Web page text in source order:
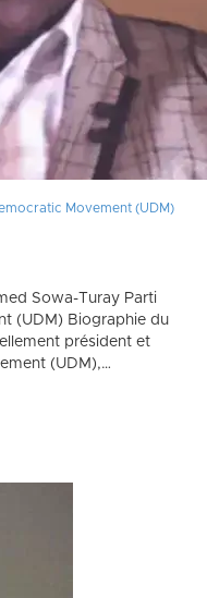
Movement (UDM)
Sowa-Turay Parti
(UDM) Biographie du
président et
(UDM),…